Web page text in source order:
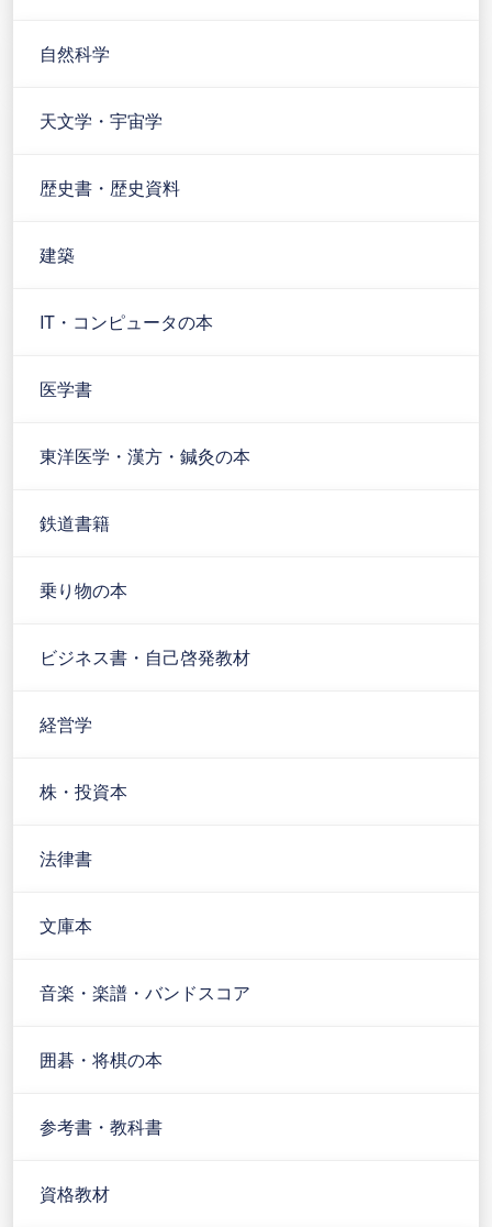
自然科学
天文学・宇宙学
歴史書・歴史資料
建築
IT・コンピュータの本
医学書
東洋医学・漢方・鍼灸の本
鉄道書籍
乗り物の本
ビジネス書・自己啓発教材
経営学
株・投資本
法律書
文庫本
音楽・楽譜・バンドスコア
囲碁・将棋の本
参考書・教科書
資格教材